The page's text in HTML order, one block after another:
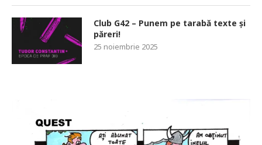
Club G42 – Punem pe tarabă texte și
păreri!
25 noiembrie 2025